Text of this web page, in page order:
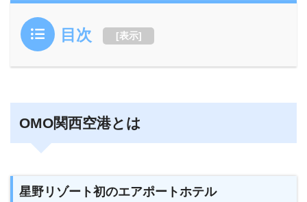
目次 [表示]
OMO関西空港とは
星野リゾート初のエアポートホテル